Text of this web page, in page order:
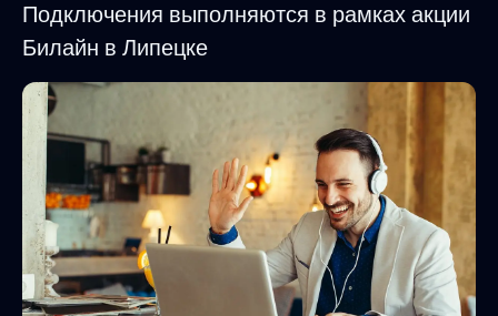
Подключения выполняются в рамках акции
Билайн в Липецке